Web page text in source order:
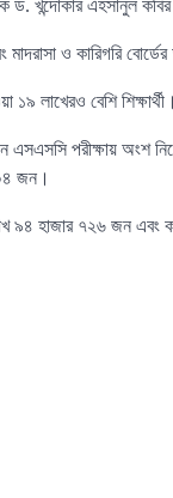
ড. খন্দোকার এহসানুল
মাদরাসা ও কারিগরি
১৯ লাখেরও বেশি
এসএসসি পরীক্ষায় অংশ
জন।
৯৪ হাজার ৭২৬ জন এবং